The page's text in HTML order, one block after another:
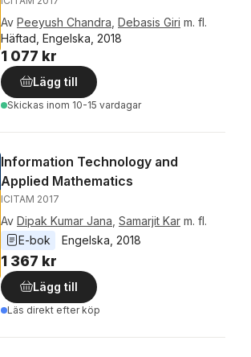
Av Peeyush Chandra Debasis Giri m. fl.
Häftad, Engelska, 2018
1 077 kr
Lägg till
Skickas inom 10-15 vardagar
Information Technology and
Applied Mathematics
ICITAM 2017
Av Dipak Kumar Jana Samarjit Kar m. fl.
E-bok
Engelska 2018
1 367 kr
Lägg till
Läs direkt efter köp